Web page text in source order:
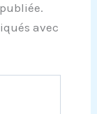
avec